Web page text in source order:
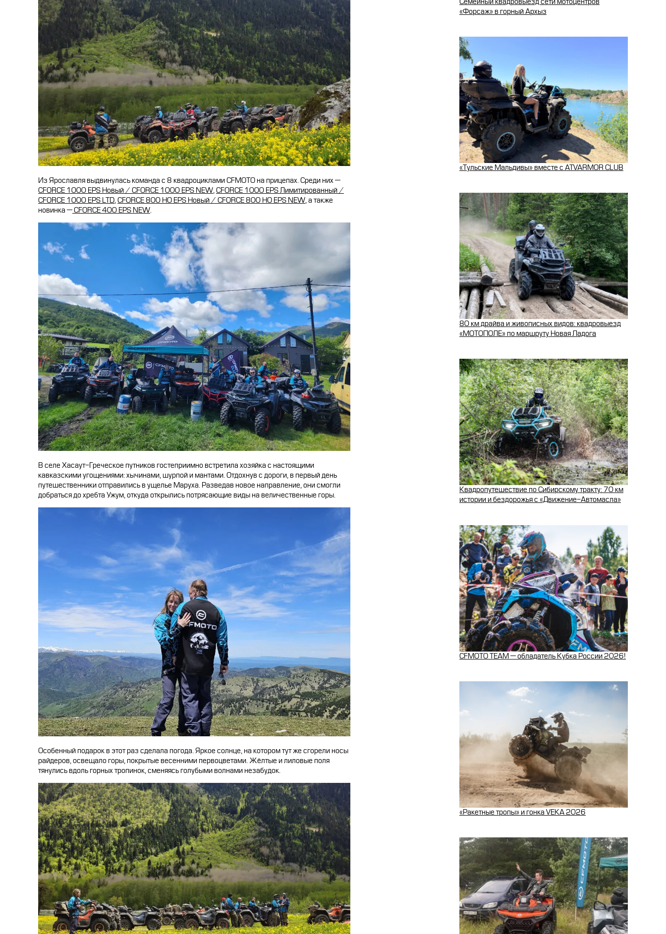
СТАТЬ ПОСТАВЩИКОМ
Из Ярославля выдвинулась команда с 8 квадроциклами CFMOTO на прицепах. Среди них —
CFORCE 1000 EPS Новый / CFORCE 1000 EPS NEW,CFORCE 1000 EPS Лимитированный /
CFORCE 1000 EPS LTD,CFORCE 800 HO EPS Новый / CFORCE 800 HO EPS NEW, а также
новинка —CFORCE 400 EPS NEW.
В селе Хасаут-Греческое путников гостеприимно встретила хозяйка с настоящими
кавказскими угощениями: хычинами, шурпой и мантами. Отдохнув с дороги, в первый день
путешественники отправились в ущелье Маруха. Разведав новое направление, они смогли
добраться до хребта Ужум, откуда открылись потрясающие виды на величественные горы.
Особенный подарок в этот раз сделала погода. Яркое солнце, на котором тут же сгорели носы
райдеров, освещало горы, покрытые весенними первоцветами. Жёлтые и лиловые поля
тянулись вдоль горных тропинок, сменяясь голубыми волнами незабудок.
Семейный квадровыезд сети мотоцентров
«Форсаж» в горный Архыз
«Тульские Мальдивы» вместе с ATVARMOR CLUB
80 км драйва и живописных видов: квадровыезд
«МОТОПОЛЕ» по маршруту Новая Ладога
Квадропутешествие по Сибирскому тракту: 70 км
истории и бездорожья с «Движение-Автомасла»
CFMOTO TEAM — обладатель Кубка России 2026!
«Ракетные тропы» и гонка VEKA 2026